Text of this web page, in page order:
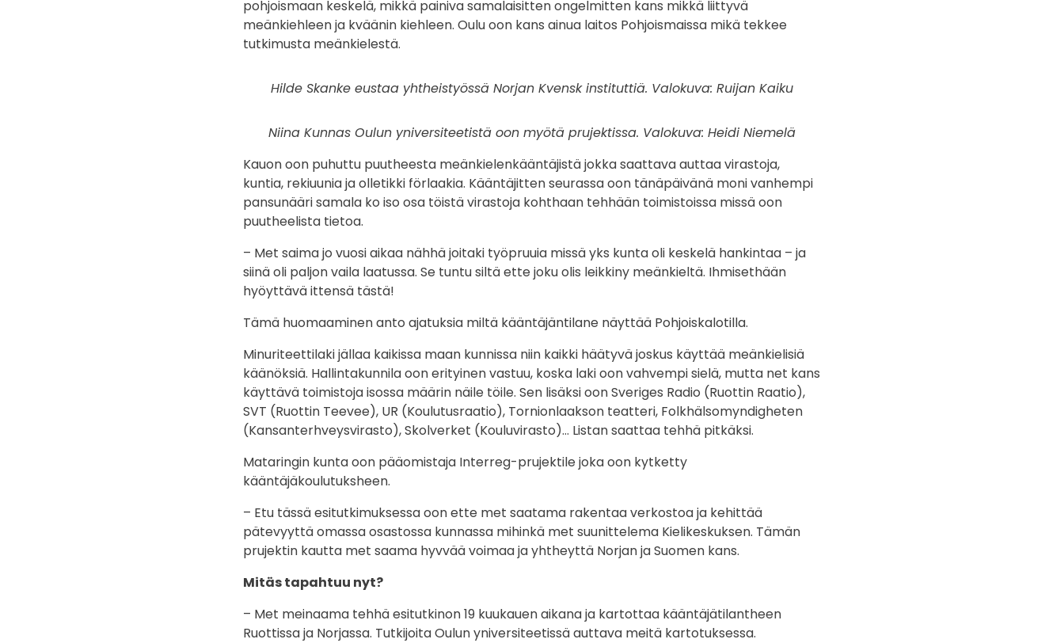
pohjoismaan keskelä, mikkä painiva samalaisitten ongelmitten kans mikkä liittyvä
meänkiehleen ja kväänin kiehleen. Oulu oon kans ainua laitos Pohjoismaissa mikä tekkee
tutkimusta meänkielestä.
Hilde Skanke eustaa yhtheistyössä Norjan Kvensk instituttiä. Valokuva: Ruijan Kaiku
Niina Kunnas Oulun yniversiteetistä oon myötä prujektissa. Valokuva: Heidi Niemelä
Kauon oon puhuttu puutheesta meänkielenkääntäjistä jokka saattava auttaa virastoja,
kuntia, rekiuunia ja olletikki förlaakia. Kääntäjitten seurassa oon tänäpäivänä moni vanhempi
pansunääri samala ko iso osa töistä virastoja kohthaan tehhään toimistoissa missä oon
puutheelista tietoa.
– Met saima jo vuosi aikaa nähhä joitaki työpruuia missä yks kunta oli keskelä hankintaa – ja
siinä oli paljon vaila laatussa. Se tuntu siltä ette joku olis leikkiny meänkieltä. Ihmisethään
hyöyttävä ittensä tästä!
Tämä huomaaminen anto ajatuksia miltä kääntäjäntilane näyttää Pohjoiskalotilla.
Minuriteettilaki jällaa kaikissa maan kunnissa niin kaikki häätyvä joskus käyttää meänkielisiä
käänöksiä. Hallintakunnila oon erityinen vastuu, koska laki oon vahvempi sielä, mutta net kans
käyttävä toimistoja isossa määrin näile töile. Sen lisäksi oon Sveriges Radio (Ruottin Raatio),
SVT (Ruottin Teevee), UR (Koulutusraatio), Tornionlaakson teatteri, Folkhälsomyndigheten
(Kansanterhveysvirasto), Skolverket (Kouluvirasto)… Listan saattaa tehhä pitkäksi.
Mataringin kunta oon pääomistaja Interreg-prujektile joka oon kytketty
kääntäjäkoulutuksheen.
– Etu tässä esitutkimuksessa oon ette met saatama rakentaa verkostoa ja kehittää
pätevyyttä omassa osastossa kunnassa mihinkä met suunittelema Kielikeskuksen. Tämän
prujektin kautta met saama hyvvää voimaa ja yhtheyttä Norjan ja Suomen kans.
Mitäs tapahtuu nyt?
– Met meinaama tehhä esitutkinon 19 kuukauen aikana ja kartottaa kääntäjätilantheen
Ruottissa ja Norjassa. Tutkijoita Oulun yniversiteetissä auttava meitä kartotuksessa.